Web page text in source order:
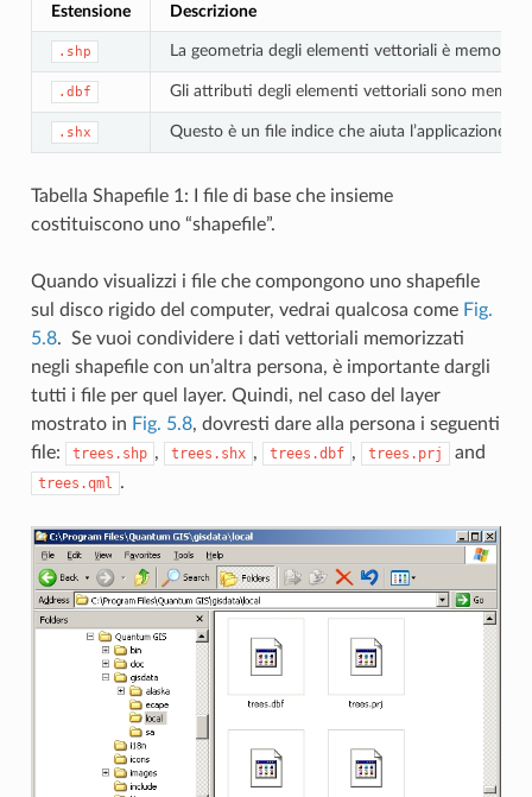
Estensione Descrizione
.shp La geometria degli elementi vettoriali è
.dbf Gli attributi degli elementi vettoriali sono
.shx Questo è un file indice che aiuta l’applicazione
Tabella Shapefile 1: I file di base che insieme
costituiscono uno “shapefile”.
Quando visualizzi i file che compongono uno shapefile
sul disco rigido del computer, vedrai qualcosa come Fig.
5.8. Se vuoi condividere i dati vettoriali memorizzati
negli shapefile con un’altra persona, è importante dargli
tutti i file per quel layer. Quindi, nel caso del layer
mostrato in Fig. 5.8, dovresti dare alla persona i seguenti
file:
trees.shp , trees.shx , trees.dbf , trees.prj and
trees.qml .